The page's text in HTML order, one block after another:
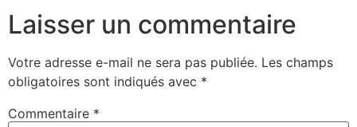
Laisser un commentaire
Votre adresse e-mail ne sera pas publiée. Les champs
obligatoires sont indiqués avec *
Commentaire *